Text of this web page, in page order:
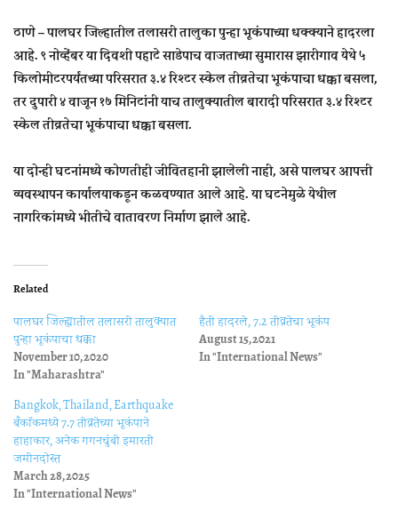
ठाणे –पालघर जिल्हातील तलासरी तालुका पुन्हा भूकंपाच्या धक्क्याने हादरला
आहे. ९ नोव्हेंबर या दिवशी पहाटे साडेपाच वाजताच्या सुमारास झारीगाव येथे ५
किलोमीटरपर्यंतच्या परिसरात ३.४ रिश्टर स्केल तीव्रतेचा भूकंपाचा धक्का बसला,
तर दुपारी ४ वाजून १७ मिनिटांनी याच तालुक्यातील बारादी परिसरात ३.४ रिश्टर
स्केल तीव्रतेचा भूकंपाचा धक्का बसला.
या दोन्ही घटनांमध्ये कोणतीही जीवितहानी झालेली नाही, असे पालघर आपत्ती
व्यवस्थापन कार्यालयाकडून कळवण्यात आले आहे. या घटनेमुळे येथील
नागरिकांमध्ये भीतीचे वातावरण निर्माण झाले आहे.
Related
पालघर जिल्ह्यातील तलासरी तालुक्यात
पुन्हा भूकंपाचा धक्का
November 10, 2020
In "Maharashtra"
हैती हादरले, 7.2 तीव्रतेचा भूकंप
August 15, 2021
In "International News"
Bangkok, Thailand, Earthquake
बँकाॅकमध्ये 7.7 तीव्रतेच्या भूकंपाने
हाहाकार, अनेक गगनचुंबी इमारती
जमीनदोस्त
March 28, 2025
In "International News"